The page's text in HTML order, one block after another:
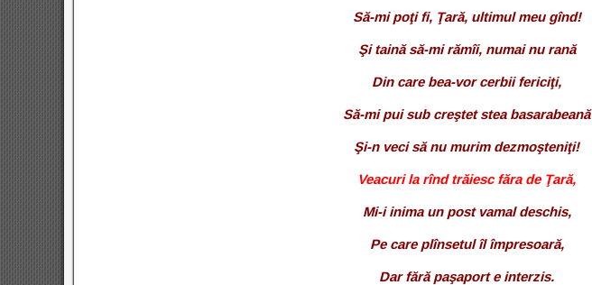
Să-mi poţi fi, Ţară, ultimul meu gînd!
Şi taină să-mi rămîi, numai nu rană
Din care bea-vor cerbii fericiţi,
Să-mi pui sub creştet stea basarabeană
Şi-n veci să nu murim dezmoşteniţi!
Veacuri la rînd trăiesc făra de Ţară,
Mi-i inima un post vamal deschis,
Pe care plînsetul îl împresoară,
Dar fără paşaport e interzis.